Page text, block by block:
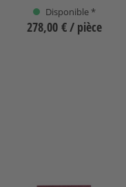
Disponible *
278,00 €/ pièce